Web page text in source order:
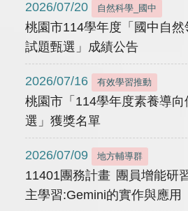
2026/07/20 自然科學_國中
桃園市114學年度「國中自然
試題甄選」成績公告
2026/07/16 有效學習推動
桃園市「114學年度素養導
選」獲獎名單
2026/07/09 地方輔導群
11401團務計畫 團員增能研
主學習:Gemini的實作與應用